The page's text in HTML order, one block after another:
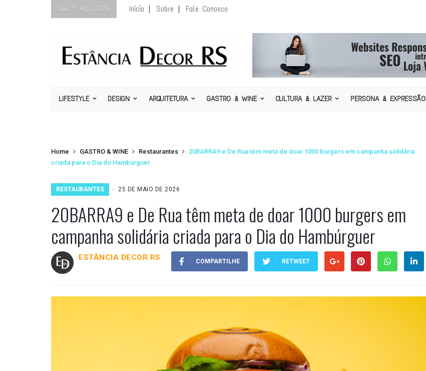
Qua, 5 Ago 2026 Início Sobre Fale Conosco
LIFESTYLE DESIGN ARQUITETURA GASTRO & WINE CULTURA & LAZER PERSONA & EXPRESSÃO
Home GASTRO & WINE Restaurantes
20BARRA9 e De Rua têm meta de doar 1000 burgers em campanha solidária
criada para o Dia do Hambúrguer
RESTAURANTES 25 DE MAIO DE 2026
20BARRA9 e De Rua têm meta de doar 1000 burgers em
campanha solidária criada para o Dia do Hambúrguer
COMPARTILHE RETWEET
ESTÂNCIA DECOR RS